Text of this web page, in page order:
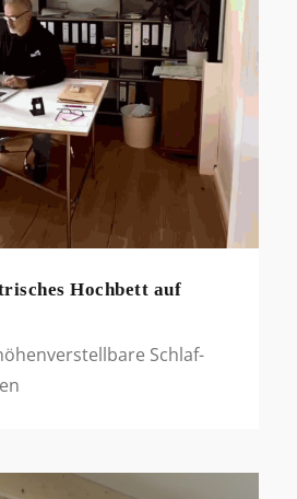
Hochbett auf
Schlaf-